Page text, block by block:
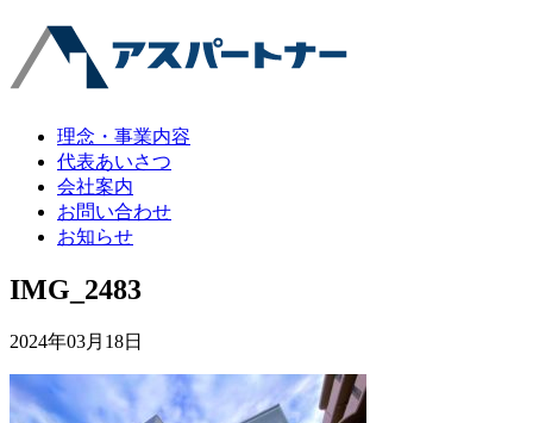
理念・事業内容
代表あいさつ
会社案内
お問い合わせ
お知らせ
IMG_2483
2024年03月18日